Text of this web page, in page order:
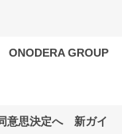
ONODERA GROUP
意思決定へ 新ガイ